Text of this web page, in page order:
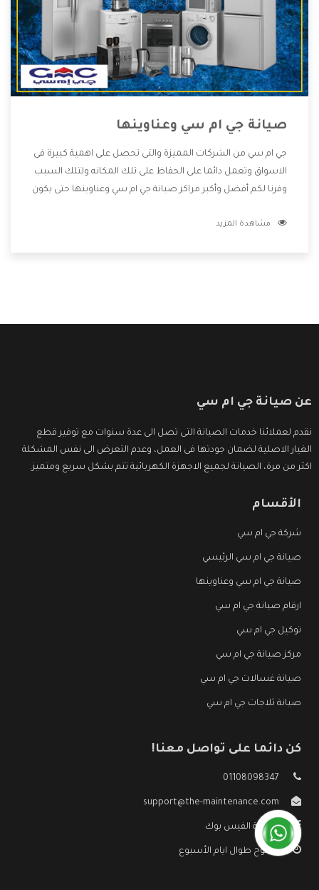
صيانة جي ام سي وعناوينها
جي ام سي من الشركات المميزة والتى تحصل على اهمية كبيرة فى
الاسواق وتعمل دائما على الحفاظ على تلك المكانه ولتلك السبب
وفرنا لكم أفضل وأكبر مراكز صيانة جي ام سي وعناوينها حتى يكون
دون اى ازعاج كما أننا نهتم بكل ما يحتاجه المستهلك لكى نحافظ
مشاهدة المزيد
عن صيانة جي ام سي
نقدم لعملائنا خدمات الصيانة التى تصل الى عدة سنوات مع توفير قطع
الغيار الاصلية لضمان جودتها فى العمل، وعدم التعرض الى نفس المشكلة
اكثر من مرة، الصيانة لجميع الاجهزة الكهربائية تتم بشكل سريع ومتميز.
الأقسام
شركة جي ام سي
صيانة جي ام سي الرئيسي
صيانة جي ام سي وعناوينها
ارقام صيانة جي ام سي
توكيل جي ام سي
مركز صيانة جي ام سي
صيانة غسالات جي ام سي
صيانة ثلاجات جي ام سي
كن دائما على تواصل معنا!
01108098347
support@the-maintenance.com
صفحة الفيس بوك
مفتوح طوال ايام الأسبوع